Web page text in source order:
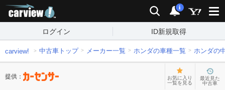
検索 通知
i
ログイン ID新規取得
carview! 中古車トップ メーカー一覧 ホンダの車種一覧 ホンダの
提供：
お気に入り
一覧を見る
最近見た
中古車